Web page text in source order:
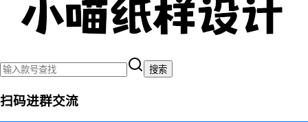
搜索
扫码进群交流